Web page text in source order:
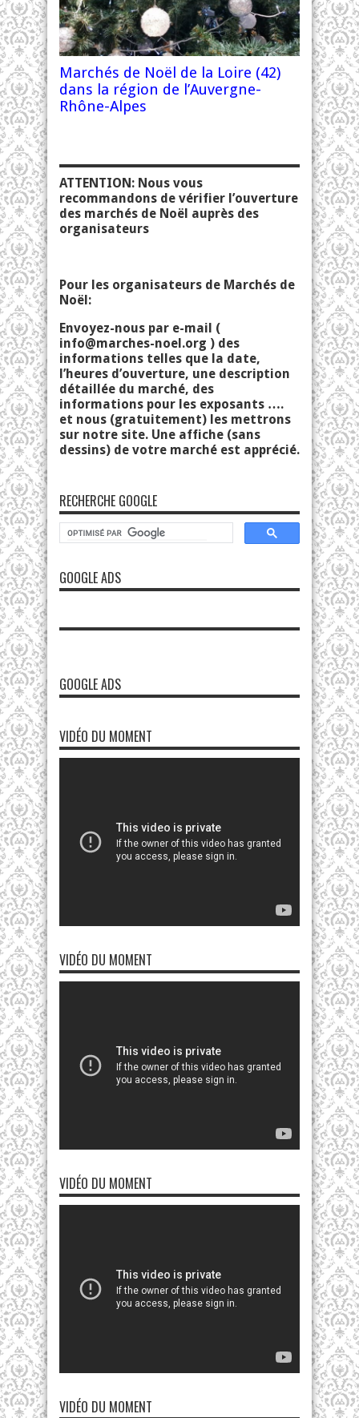
Marchés de Noël de la Loire (42)
dans la région de l’Auvergne-
Rhône-Alpes
ATTENTION: Nous vous
recommandons de vérifier l’ouverture
des marchés de Noël auprès des
organisateurs
Pour les organisateurs de Marchés de
Noël:
Envoyez-nous par e-mail (
info@marches-noel.org ) des
informations telles que la date,
l’heures d’ouverture, une description
détaillée du marché, des
informations pour les exposants ….
et nous (gratuitement) les mettrons
sur notre site. Une affiche (sans
dessins) de votre marché est apprécié.
RECHERCHE GOOGLE
GOOGLE ADS
GOOGLE ADS
VIDÉO DU MOMENT
VIDÉO DU MOMENT
VIDÉO DU MOMENT
VIDÉO DU MOMENT